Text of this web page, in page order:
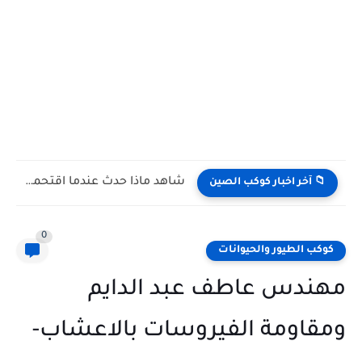
📁 آخر اخبار كوكب الصين شاهد كيف يتغلب النمس على الكوبرا في مواجهة تعتمد على...
كوكب الطيور والحيوانات
0
مهندس عاطف عبد الدايم
ومقاومة الفيروسات بالاعشاب-